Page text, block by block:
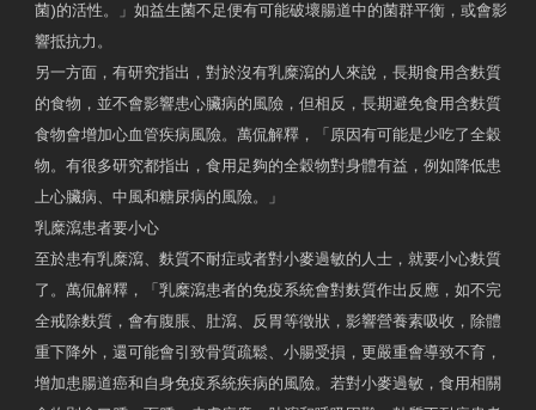
菌)的活性。」如益生菌不足便有可能破壞腸道中的菌群平衡，或會影
響抵抗力。
另一方面，有研究指出，對於沒有乳糜瀉的人來說，長期食用含麩質
的食物，並不會影響患心臟病的風險，但相反，長期避免食用含麩質
食物會增加心血管疾病風險。萬侃解釋，「原因有可能是少吃了全穀
物。有很多研究都指出，食用足夠的全穀物對身體有益，例如降低患
上心臟病、中風和糖尿病的風險。」
乳糜瀉患者要小心
至於患有乳糜瀉、麩質不耐症或者對小麥過敏的人士，就要小心麩質
了。萬侃解釋，「乳糜瀉患者的免疫系統會對麩質作出反應，如不完
全戒除麩質，會有腹脹、肚瀉、反胃等徵狀，影響營養素吸收，除體
重下降外，還可能會引致骨質疏鬆、小腸受損，更嚴重會導致不育，
增加患腸道癌和自身免疫系統疾病的風險。若對小麥過敏，食用相關